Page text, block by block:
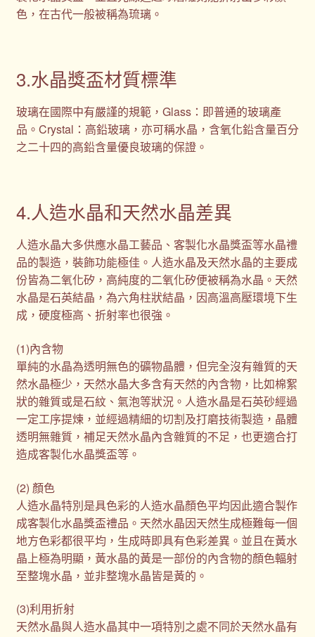
色，在古代一般被稱為琉璃。
3.水晶獎盃材質標準
玻璃在國際中有嚴謹的規範，Glass：即普通的玻璃產
品。Crystal：高鉛玻璃，亦可稱水晶，含氧化鉛含量百分
之二十四的高鉛含量優良玻璃的保證。
4.人造水晶和天然水晶差異
人造水晶大多供應水晶工藝品、客製化水晶獎盃等水晶禮
品的製造，裝飾功能極佳。人造水晶及天然水晶的主要成
份皆為二氧化矽，高純度的二氧化矽便被稱為水晶。天然
水晶是石英結晶，為六角柱狀結晶，因高溫高壓環境下生
成，硬度極高、折射率也很強。
(1)內含物
單純的水晶為透明無色的礦物晶體，但完全沒有雜質的天
然水晶極少，天然水晶大多含有天然的內含物，比如棉絮
狀的雜質或是石紋、氣泡等狀況。人造水晶是石英砂經過
一定工序提煉，並經過精細的切割及打磨技術製造，晶體
透明無雜質，補足天然水晶內含雜質的不足，也更適合打
造成客製化水晶獎盃等。
(2) 顏色
人造水晶特別是具色彩的人造水晶顏色平均因此適合製作
成客製化水晶獎盃禮品。天然水晶因天然生成極難每一個
地方色彩都很平均，生成時即具有色彩差異。並且在黃水
晶上極為明顯，黃水晶的黃是一部份的內含物的顏色輻射
至整塊水晶，並非整塊水晶皆是黃的。
(3)利用折射
天然水晶與人造水晶其中一項特別之處不同於天然水晶有